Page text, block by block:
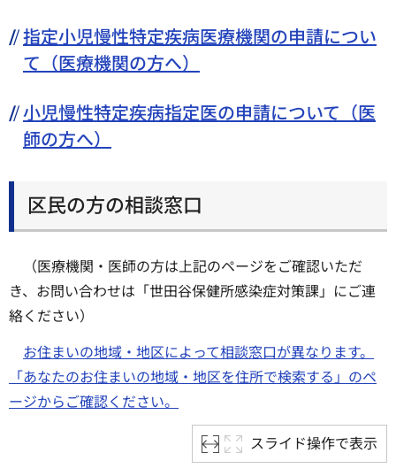
指定小児慢性特定疾病医療機関の申請につい
て（医療機関の方へ）
小児慢性特定疾病指定医の申請について（医
師の方へ）
区民の方の相談窓口
（医療機関・医師の方は上記のページをご確認いただ
き、お問い合わせは「世田谷保健所感染症対策課」にご連
絡ください）
お住まいの地域・地区によって相談窓口が異なります。
「あなたのお住まいの地域・地区を住所で検索する」のペ
ージからご確認ください。
スライド操作で表示